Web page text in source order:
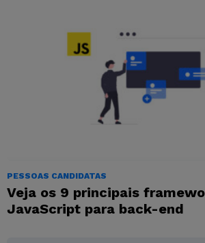
PESSOAS CANDIDATAS
Veja os 9 principais
JavaScript para back-end